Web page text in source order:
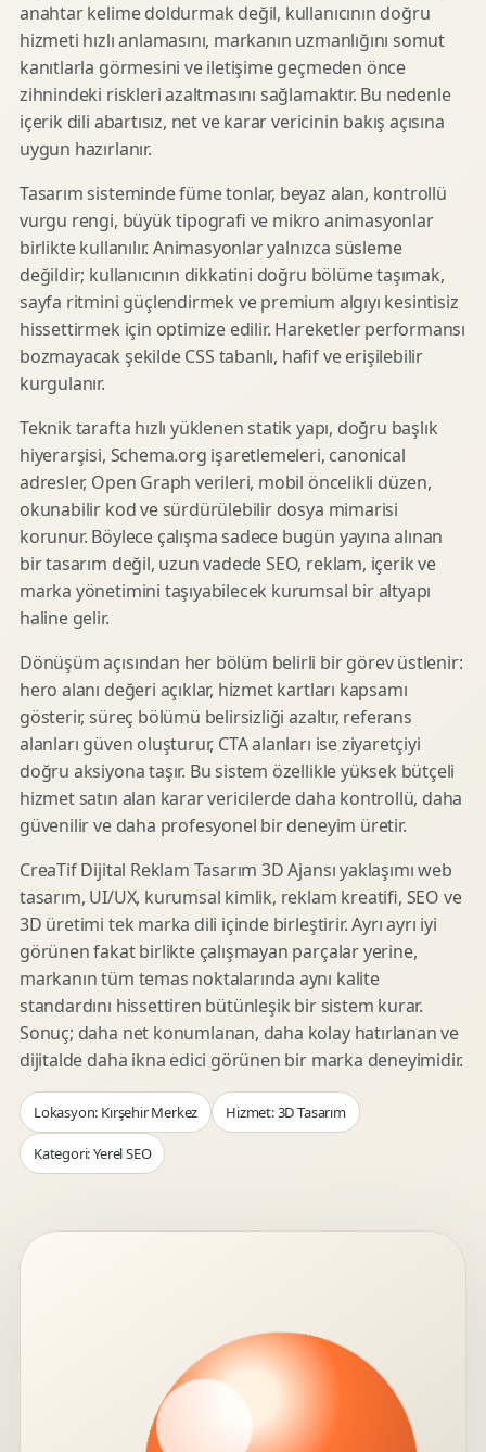
anahtar kelime doldurmak değil, kullanıcının doğru
hizmeti hızlı anlamasını, markanın uzmanlığını somut
kanıtlarla görmesini ve iletişime geçmeden önce
zihnindeki riskleri azaltmasını sağlamaktır. Bu nedenle
içerik dili abartısız, net ve karar vericinin bakış açısına
uygun hazırlanır.
Tasarım sisteminde füme tonlar, beyaz alan, kontrollü
vurgu rengi, büyük tipografi ve mikro animasyonlar
birlikte kullanılır. Animasyonlar yalnızca süsleme
değildir; kullanıcının dikkatini doğru bölüme taşımak,
sayfa ritmini güçlendirmek ve premium algıyı kesintisiz
hissettirmek için optimize edilir. Hareketler performansı
bozmayacak şekilde CSS tabanlı, hafif ve erişilebilir
kurgulanır.
Teknik tarafta hızlı yüklenen statik yapı, doğru başlık
hiyerarşisi, Schema.org işaretlemeleri, canonical
adresler, Open Graph verileri, mobil öncelikli düzen,
okunabilir kod ve sürdürülebilir dosya mimarisi
korunur. Böylece çalışma sadece bugün yayına alınan
bir tasarım değil, uzun vadede SEO, reklam, içerik ve
marka yönetimini taşıyabilecek kurumsal bir altyapı
haline gelir.
Dönüşüm açısından her bölüm belirli bir görev üstlenir:
hero alanı değeri açıklar, hizmet kartları kapsamı
gösterir, süreç bölümü belirsizliği azaltır, referans
alanları güven oluşturur, CTA alanları ise ziyaretçiyi
doğru aksiyona taşır. Bu sistem özellikle yüksek bütçeli
hizmet satın alan karar vericilerde daha kontrollü, daha
güvenilir ve daha profesyonel bir deneyim üretir.
CreaTif Dijital Reklam Tasarım 3D Ajansı yaklaşımı web
tasarım, UI/UX, kurumsal kimlik, reklam kreatifi, SEO ve
3D üretimi tek marka dili içinde birleştirir. Ayrı ayrı iyi
görünen fakat birlikte çalışmayan parçalar yerine,
markanın tüm temas noktalarında aynı kalite
standardını hissettiren bütünleşik bir sistem kurar.
Sonuç; daha net konumlanan, daha kolay hatırlanan ve
dijitalde daha ikna edici görünen bir marka deneyimidir.
Lokasyon: Kırşehir Merkez Hizmet: 3D Tasarım
Kategori: Yerel SEO